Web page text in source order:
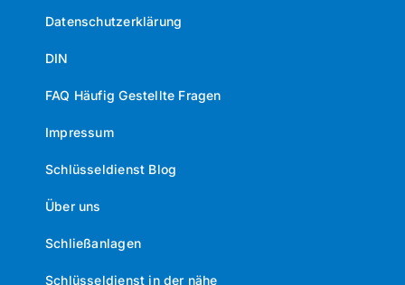
Datenschutzerklärung
DIN
FAQ Häufig Gestellte Fragen
Impressum
Schlüsseldienst Blog
Über uns
Schließanlagen
Schlüsseldienst in der nähe